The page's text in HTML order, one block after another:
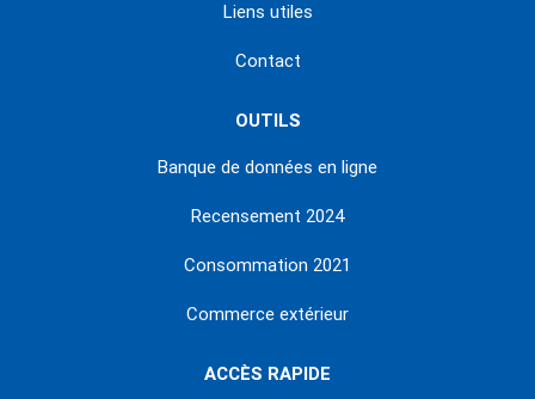
Liens utiles
Contact
OUTILS
Banque de données en ligne
Recensement 2024
Consommation 2021
Commerce extérieur
ACCÈS RAPIDE